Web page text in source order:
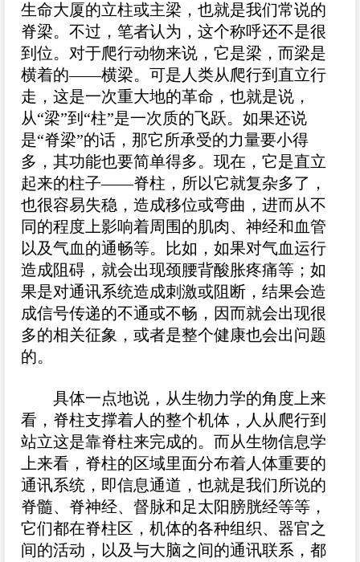
生命大厦的立柱或主梁，也就是我们常说的
脊梁。不过，笔者认为，这个称呼还不是很
到位。对于爬行动物来说，它是梁，而梁是
横着的——横梁。可是人类从爬行到直立行
走，这是一次重大地的革命，也就是说，
从“梁”到“柱”是一次质的飞跃。如果还说
是“脊梁”的话，那它所承受的力量要小得
多，其功能也要简单得多。现在，它是直立
起来的柱子——脊柱，所以它就复杂多了，
也很容易失稳，造成移位或弯曲，进而从不
同的程度上影响着周围的肌肉、神经和血管
以及气血的通畅等。比如，如果对气血运行
造成阻碍，就会出现颈腰背酸胀疼痛等；如
果是对通讯系统造成刺激或阻断，结果会造
成信号传递的不通或不畅，因而就会出现很
多的相关征象，或者是整个健康也会出问题
的。
具体一点地说，从生物力学的角度上来
看，脊柱支撑着人的整个机体，人从爬行到
站立这是靠脊柱来完成的。而从生物信息学
上来看，脊柱的区域里面分布着人体重要的
通讯系统，即信息通道，也就是我们所说的
脊髓、脊神经、督脉和足太阳膀胱经等等，
它们都在脊柱区，机体的各种组织、器官之
间的活动，以及与大脑之间的通讯联系，都